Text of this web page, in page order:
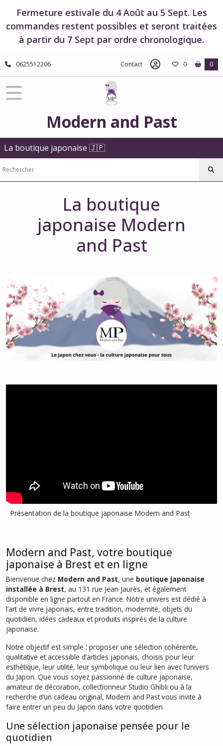
Fermeture estivale du 4 Août au 5 Sept. Les
commandes restent possibles et seront traitées
à partir du 7 Sept par ordre chronologique.
0625512206 Contact 0 0
Modern and Past
La boutique japonaise 🇯🇵
La boutique
japonaise Modern
and Past
Présentation de la boutique japonaise Modern and Past
Modern and Past, votre boutique
japonaise à Brest et en ligne
Bienvenue chez Modern and Past, une boutique japonaise
installée à Brest, au 131 rue Jean Jaurès, et également
disponible en ligne partout en France. Notre univers est dédié à
l’art de vivre japonais, entre tradition, modernité, objets du
quotidien, idées cadeaux et produits inspirés de la culture
japonaise.
Notre objectif est simple : proposer une sélection cohérente,
qualitative et accessible d’articles japonais, choisis pour leur
esthétique, leur utilité, leur symbolique ou leur lien avec l’univers
du Japon. Que vous soyez passionné de culture japonaise,
amateur de décoration, collectionneur Studio Ghibli ou à la
recherche d’un cadeau original, Modern and Past vous invite à
faire entrer un peu du Japon dans votre quotidien.
Une sélection japonaise pensée pour le
quotidien